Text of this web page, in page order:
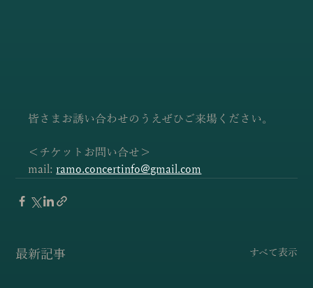
皆さまお誘い合わせのうえぜひご来場ください。
＜チケットお問い合せ＞
mail: ramo.concertinfo@gmail.com
最新記事 すべて表示